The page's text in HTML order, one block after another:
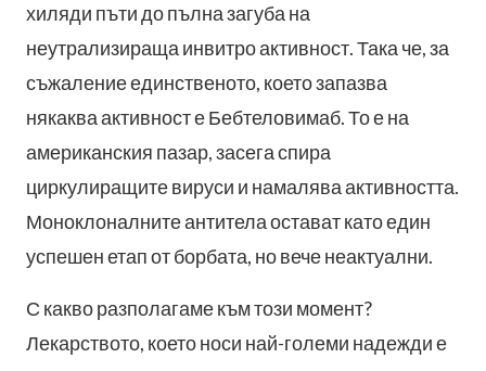
хиляди пъти до пълна загуба на
неутрализираща инвитро активност. Така че, за
съжаление единственото, което запазва
някаква активност е Бебтеловимаб. То е на
американския пазар, засега спира
циркулиращите вируси и намалява активността.
Моноклоналните антитела остават като един
успешен етап от борбата, но вече неактуални.
С какво разполагаме към този момент?
Лекарството, което носи най-големи надежди е